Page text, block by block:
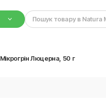
Мікрогрін Люцерна, 50 г